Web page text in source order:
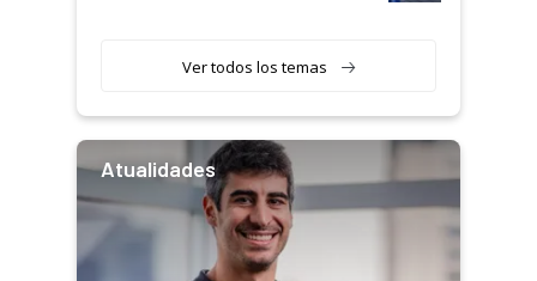
Ver todos los temas
Atualidades